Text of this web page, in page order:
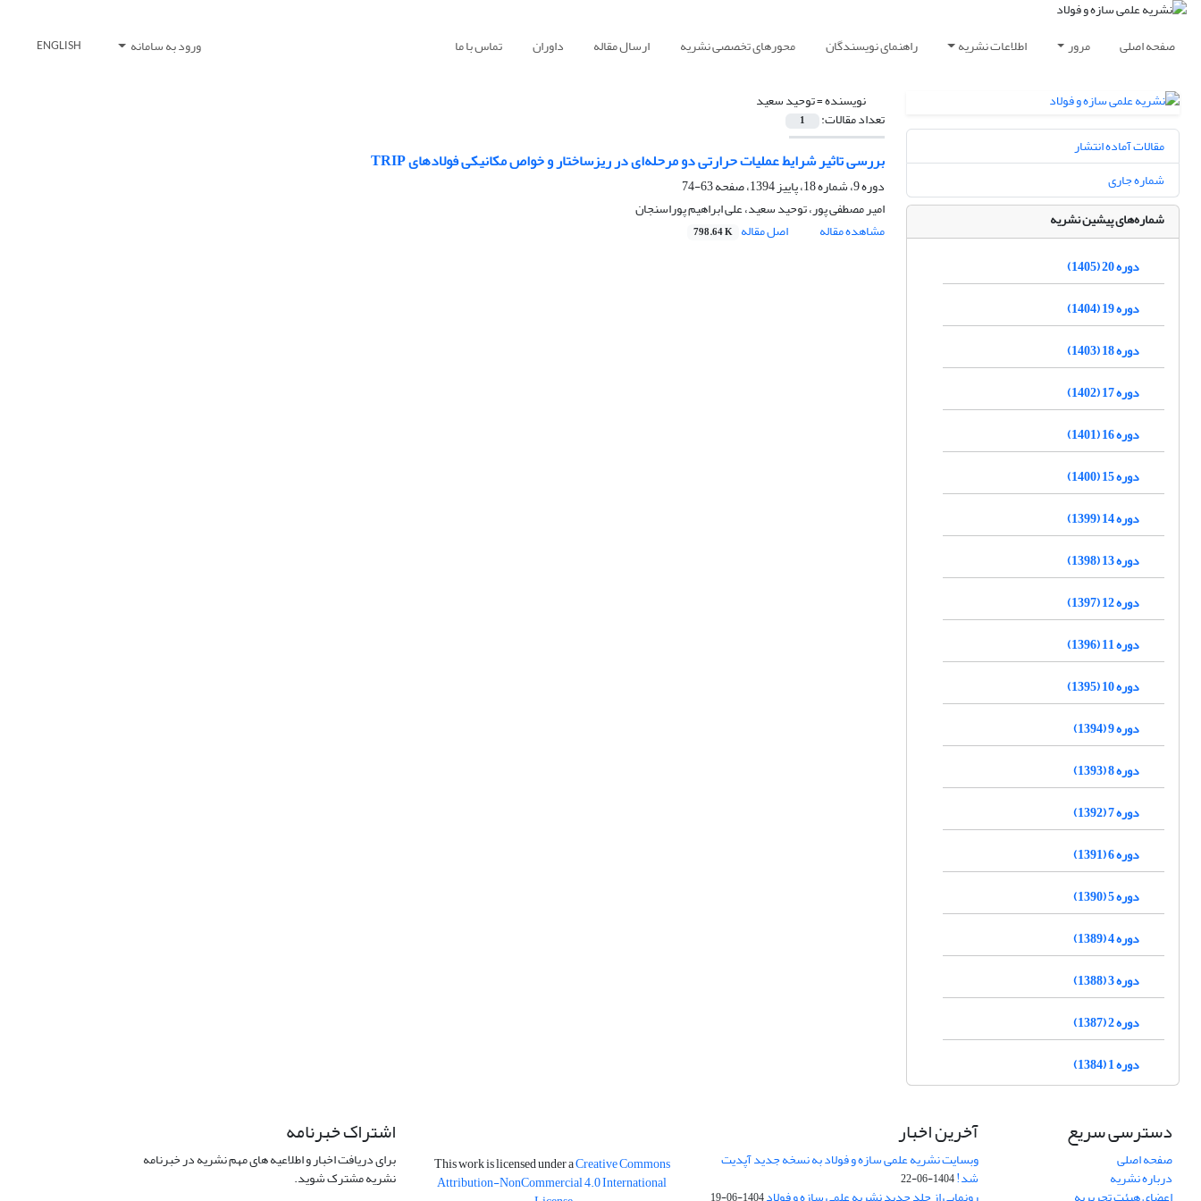
صفحه اصلی مرور اطلاعات نشریه راهنمای نویسندگان محورهای تخصصی نشریه ارسال مقاله داوران تماس با ما ورود به سامانه ENGLISH
نویسنده =توحید سعید
تعداد مقالات: 1
بررسی تاثیر شرایط عملیات حرارتی دو مرحله‌ای در ریزساختار و خواص مکانیکی فولادهای TRIP
دوره 9، شماره 18، پاییز 1394، صفحه
63-74
امیر مصطفی پور، توحید سعید، علی ابراهیم پوراسنجان
مشاهده مقاله
اصل مقاله 798.64 K
مقالات آماده انتشار
شماره جاری
شماره‌های پیشین نشریه
دوره 20 (1405)
دوره 19 (1404)
دوره 18 (1403)
دوره 17 (1402)
دوره 16 (1401)
دوره 15 (1400)
دوره 14 (1399)
دوره 13 (1398)
دوره 12 (1397)
دوره 11 (1396)
دوره 10 (1395)
دوره 9 (1394)
دوره 8 (1393)
دوره 7 (1392)
دوره 6 (1391)
دوره 5 (1390)
دوره 4 (1389)
دوره 3 (1388)
دوره 2 (1387)
دوره 1 (1384)
دسترسی سریع
صفحه اصلی
درباره نشریه
آخرین اخبار
وبسایت نشریه علمی سازه و فولاد به نسخه جدید آپدیت
شد!1404-06-22
This work is licensed under aCreative Commons
Attribution-NonCommercial 4.0 International
اشتراک خبرنامه
برای دریافت اخبار و اطلاعیه های مهم نشریه در خبرنامه
نشریه مشترک شوید.